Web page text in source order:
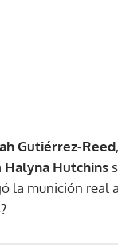
Gutiérrez-Reed
Halyna Hutchins
la munición real